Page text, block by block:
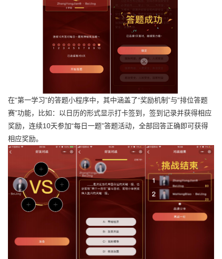
在“第一学习”的答题小程序中，其中涵盖了“奖励机制”与“排位答题
赛”功能，比如：以日历的形式显示打卡签到，签到记录并获得相应
奖励，连续10天参加“每日一题”答题活动，全部回答正确即可获得
相应奖励。